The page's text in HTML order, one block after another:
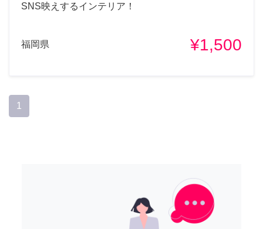
SNS映えするインテリア！
福岡県 ¥1,500
1